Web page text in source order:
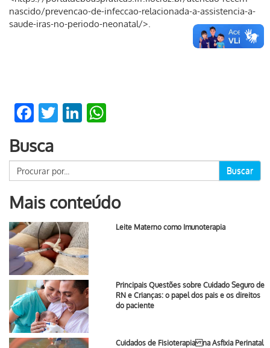
nascido/prevencao-de-infeccao-relacionada-a-assistencia-a-
saude-iras-no-periodo-neonatal/>.
Facebook
TwitterLinkedIn
Busca
Buscar
Mais conteúdo
Leite Materno como Imunoterapia
Principais Questões sobre Cuidado Seguro de
RN e Crianças: o papel dos pais e os direitos
do paciente
Cuidados de Fisioterapia na Asfixia Perinatal